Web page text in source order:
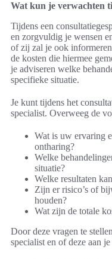
Wat kun je verwachten
Tijdens een
en zorgvuldig je wensen
of zij zal je ook
de kosten die hiermee
je adviseren welke
specifieke situatie.
Je kunt tijdens het
specialist. Overweeg de
Wat is uw ervaring
ontharing?
Welke
situatie?
Welke resultaten
Zijn er risico’s of
houden?
Wat zijn de totale
Door deze vragen te
specialist en of deze aan